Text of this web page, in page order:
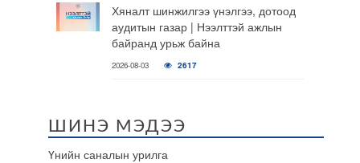
Хяналт шинжилгээ үнэлгээ, дотоод
аудитын газар | Нээлттэй ажлын
байранд урьж байна
2026-08-03 2617
ШИНЭ МЭДЭЭ
Үнийн саналын урилга